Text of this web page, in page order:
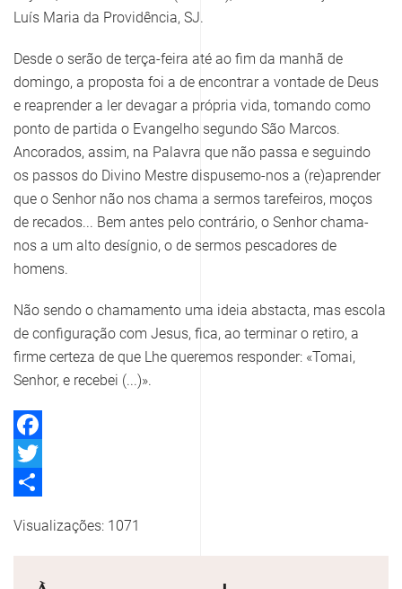
Luís Maria da Providência, SJ.
Desde o serão de terça-feira até ao fim da manhã de
domingo, a proposta foi a de encontrar a vontade de Deus
e reaprender a ler devagar a própria vida, tomando como
ponto de partida o Evangelho segundo São Marcos.
Ancorados, assim, na Palavra que não passa e seguindo
os passos do Divino Mestre dispusemo-nos a (re)aprender
que o Senhor não nos chama a sermos tarefeiros, moços
de recados... Bem antes pelo contrário, o Senhor chama-
nos a um alto desígnio, o de sermos pescadores de
homens.
Não sendo o chamamento uma ideia abstacta, mas escola
de configuração com Jesus, fica, ao terminar o retiro, a
firme certeza de que Lhe queremos responder: «Tomai,
Senhor, e recebei (...)».
Facebook
Twitter
Visualizações: 1071